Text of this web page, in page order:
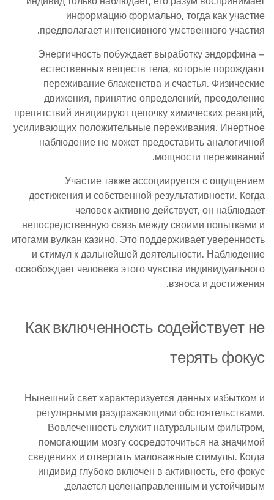
информацию формально, тогда как участие
предполагает интенсивного умственного участия.
Энергичность побуждает выработку эндорфина –
естественных веществ тела, которые порождают
переживание блаженства и счастья. Физические
движения, принятие определений, преодоление
препятствий инициируют цепочку химических реакций,
усиливающих положительные переживания. Инертное
наблюдение не может предоставить аналогичной
мощности переживаний.
Участие также ассоциируется с ощущением
достижения и собственной результативности. Когда
человек активно действует, он наблюдает
непосредственную связь между своими попытками и
итогами вулкан казино. Это поддерживает уверенность
и стимул к дальнейшей деятельности. Наблюдение
освобождает человека этого чувства индивидуального
взноса и достижения.
Как включенность содействует не
терять фокус
Нынешний свет характеризуется данных избытком и
регулярными раздражающими обстоятельствами.
Вовлеченность служит натуральным фильтром,
помогающим мозгу сосредоточиться на значимой
сведениях и отвергать маловажные стимулы. Когда
индивид глубоко включен в активность, его фокус
делается целенаправленным и устойчивым.